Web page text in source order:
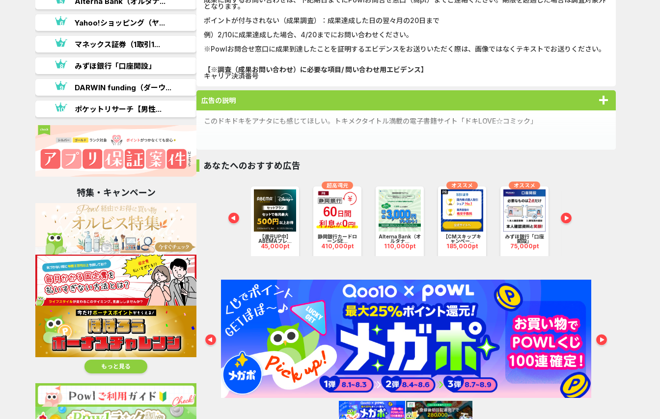
Yahoo!ショッピング（ヤ...
マネックス証券（1取引1...
みずほ銀行「口座開設」
DARWIN funding（ダーウ...
ポケットリサーチ【男性...
Wood Block Jam（レベル...
【Ipsos iSay】アンケー...
ホットペッパーグルメ［...
クラシル（お試し無料会...
みずほ銀行「口座開設」
DARWIN funding（ダーウ...
ポケットリサーチ【男性...
【リピートOK】みずほ銀...
And_タイトーオンライン...
And_エバーテイル_3日間...
特集・キャンペーン
もっと見る
となります。
ポイントが付与されない（成果調査）：成果達成した日の翌々月の20日まで
例）2/10に成果達成した場合、4/20までにお問い合わせください。
※Powlお問合せ窓口に成果到達したことを証明するエビデンスをお送りいただく際は、画像ではなくテキストでお送りください。
【※調査（成果お問い合わせ）に必要な項目/ 問い合わせ用エビデンス】
キャリア決済番号
広告の説明
このドキドキをアナタにも感じてほしい。トキメクタイトル満載の電子書籍サイト「ドキLOVE☆コミック」
あなたへのおすすめ広告
DERIT TECH(デ
リットテ...
45,000pt
Uber Eats（ウー
バーイ...
280,000pt 【還元UP中】
ABEMAプレ...
45,000pt
静岡銀行カードロ
ーンSE...
410,000pt
超高還元
Alterna Bank（オ
ルタナ...
110,000pt
【CMスキップキ
ャンペー...
185,000pt
オススメ
みずほ銀行「口座
開設」
75,000pt
オススメ
120,000pt